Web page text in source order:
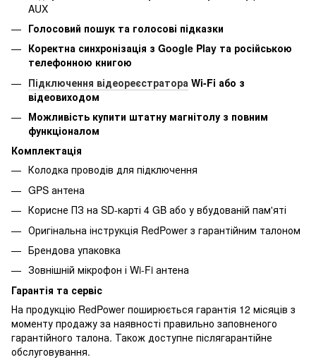
AUX
Голосовий пошук та голосові підказки
Коректна синхронізація з Google Play та російською
телефонною книгою
Підключення відеореєстратора Wi-Fi або з
відеовиходом
Можливість купити штатну магнітолу з повним
функціоналом
Комплектація
Колодка проводів для підключення
GPS антена
Корисне ПЗ на SD-карті 4 GB або у вбудованій пам'яті
Оригінальна інструкція RedPower з гарантійним талоном
Брендова упаковка
Зовнішній мікрофон і Wi-Fi антена
Гарантія та сервіс
На продукцію RedPower поширюється гарантія 12 місяців з
моменту продажу за наявності правильно заповненого
гарантійного талона. Також доступне післягарантійне
обслуговування.